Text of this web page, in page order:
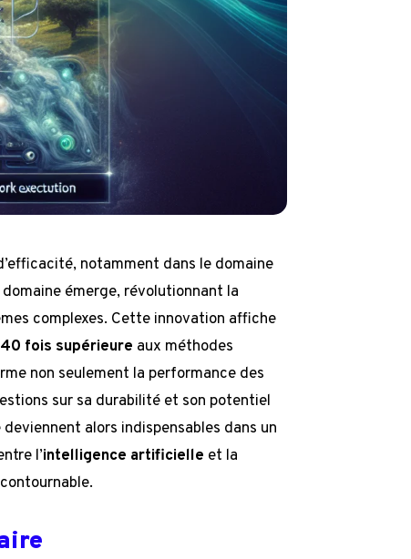
notamment dans le domaine
émerge, révolutionnant la
complexes. Cette innovation affiche
40 fois supérieure aux méthodes
non seulement la performance des
sur sa durabilité et son potentiel
alors indispensables dans un
l’intelligence artificielle et la